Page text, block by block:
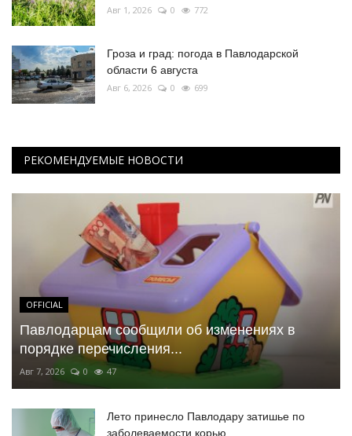
Авг 1, 2026 0 772
Гроза и град: погода в Павлодарской
области 6 августа
Авг 6, 2026 0 699
РЕКОМЕНДУЕМЫЕ НОВОСТИ
OFFICIAL
Павлодарцам сообщили об изменениях в
порядке перечисления...
Авг 7, 2026 0 47
Лето принесло Павлодару затишье по
заболеваемости корью